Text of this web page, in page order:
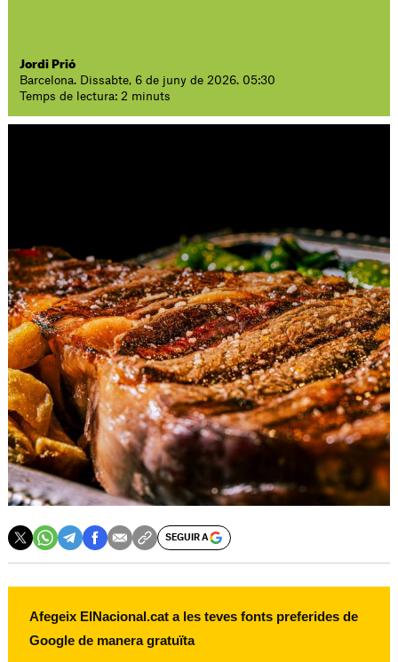
Jordi Prió
Barcelona. Dissabte, 6 de juny de 2026. 05:30
Temps de lectura: 2 minuts
SEGUIR A
Afegeix ElNacional.cat a les teves fonts preferides de
Google de manera gratuïta